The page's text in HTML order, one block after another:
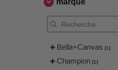
marque
Bella+Canvas (1)
Champion (1)